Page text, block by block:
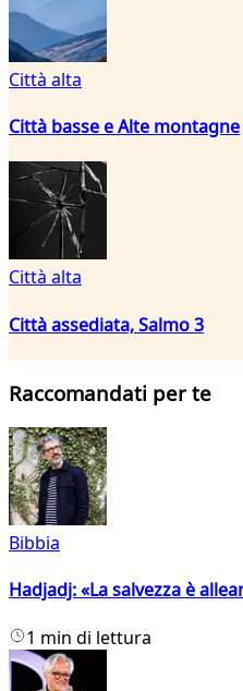
Città alta
Città basse e Alte montagne
Città alta
Città assediata, Salmo 3
Raccomandati per te
Bibbia
Hadjadj: «La salvezza è
1 min di lettura